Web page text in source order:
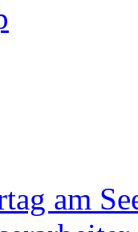
am